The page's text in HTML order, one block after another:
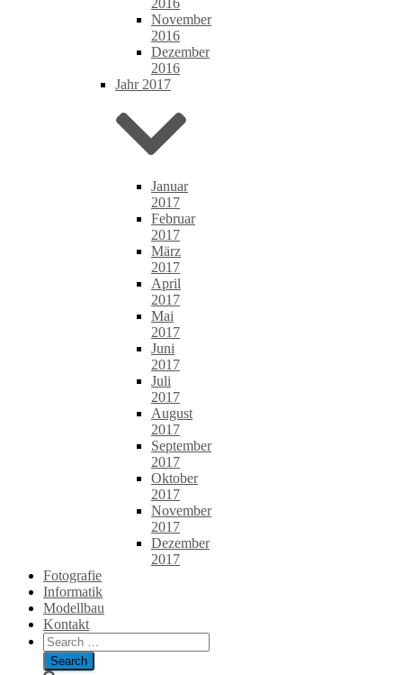
November
2016
Dezember
2016
Jahr 2017
Januar
2017
Februar
2017
März
2017
April
2017
Mai
2017
Juni
2017
Juli
2017
August
2017
September
2017
Oktober
2017
November
2017
Dezember
2017
Fotografie
Informatik
Modellbau
Kontakt
Search
for: